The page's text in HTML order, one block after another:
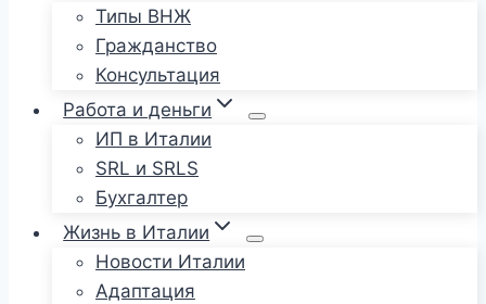
Типы ВНЖ
Гражданство
Консультация
Работа и деньги
ИП в Италии
SRL и SRLS
Бухгалтер
Жизнь в Италии
Новости Италии
Адаптация